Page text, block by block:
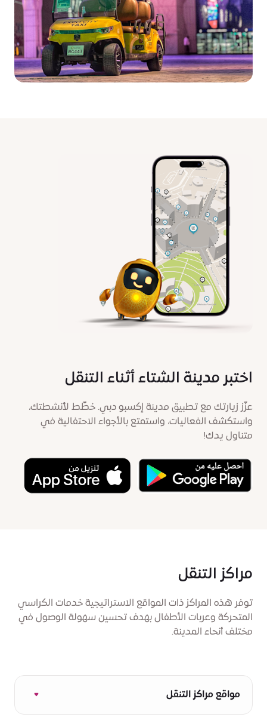
اختبر مدينة الشتاء أثناء التنقل
عزّز زيارتك مع تطبيق مدينة إكسبو دبي. خطِّط لأنشطتك،
واستكشف الفعاليات، واستمتع بالأجواء الاحتفالية في
متناول يدك!
مراكز التنقل
توفر هذه المراكز ذات المواقع الاستراتيجية خدمات الكراسي
المتحركة وعربات الأطفال بهدف تحسين سهولة الوصول في
مختلف أنحاء المدينة.
مواقع مراكز التنقل